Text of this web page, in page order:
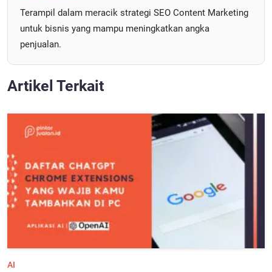
Terampil dalam meracik strategi SEO Content Marketing
untuk bisnis yang mampu meningkatkan angka
penjualan.
Artikel Terkait
AI